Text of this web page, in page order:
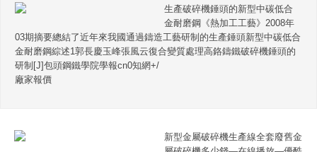
生產破碎機錘頭的新型中碳低合
金耐磨鋼《熱加工工藝》2008年
03期摘要總結了近年來我國通過鑄造工藝研制的生產錘頭新型中碳低合
金耐磨鋼綜述1郭長慶玉峰張風云復合變質處理高鉻鑄鐵破碎機錘頭的
研制[J]包頭鋼鐵學院學報cn0知網+/
廠家報價
新型金屬破碎機生產線全套廢舊金